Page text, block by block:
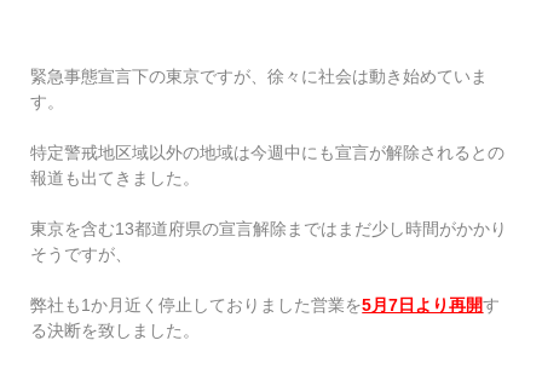
緊急事態宣言下の東京ですが、徐々に社会は動き始めていま
す。
特定警戒地区域以外の地域は今週中にも宣言が解除されるとの
報道も出てきました。
東京を含む13都道府県の宣言解除まではまだ少し時間がかかり
そうですが、
弊社も1か月近く停止しておりました営業を5月7日より再開す
る決断を致しました。